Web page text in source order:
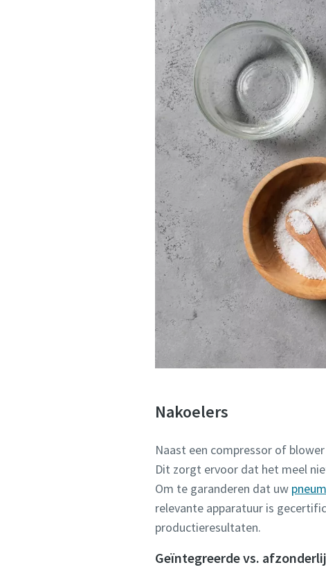
Nakoelers
Naast een compressor of
Dit zorgt ervoor dat het meel
Om te garanderen dat uw
relevante apparatuur is
productieresultaten.
Geïntegreerde vs.